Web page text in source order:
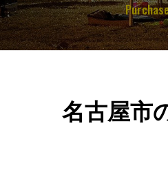
名古屋市